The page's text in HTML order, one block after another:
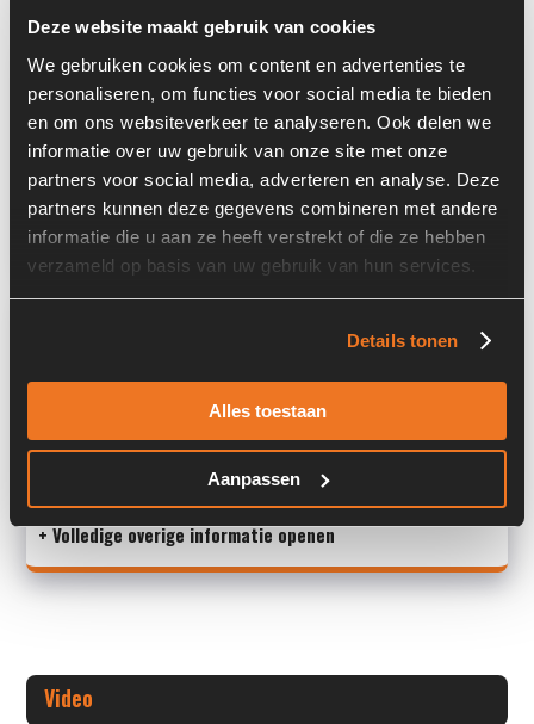
Deze website maakt gebruik van cookies
We gebruiken cookies om content en advertenties te
personaliseren, om functies voor social media te bieden
en om ons websiteverkeer te analyseren. Ook delen we
informatie over uw gebruik van onze site met onze
partners voor social media, adverteren en analyse. Deze
partners kunnen deze gegevens combineren met andere
informatie die u aan ze heeft verstrekt of die ze hebben
verzameld op basis van uw gebruik van hun services.
Details tonen
Alles toestaan
Aanpassen
Informatie
Locatie:
4D4
Past op de volgende machines:
Caterpillar 907 M
Land:
Nederland
Type 2: 491-7861
+ Volledige overige informatie openen
Video